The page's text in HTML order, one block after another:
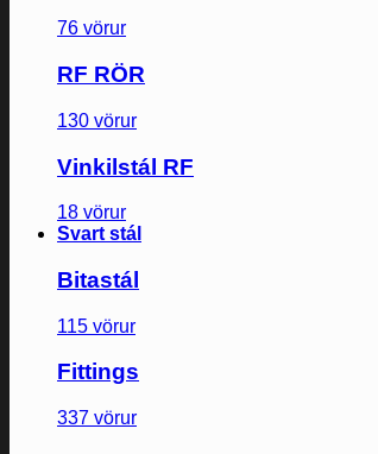
76 vörur
RF RÖR
130 vörur
Vinkilstál RF
18 vörur
Svart stál
Bitastál
115 vörur
Fittings
337 vörur